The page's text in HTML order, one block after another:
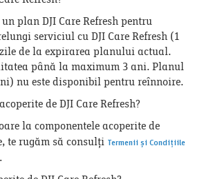
plan DJI Care Refresh pentru
serviciul cu DJI Care Refresh (1
de la expirarea planului actual.
până la maximum 3 ani. Planul
nu este disponibil pentru reînnoire.
de DJI Care Refresh?
la componentele acoperite de
te rugăm să consulți Termenii și Condițiile
.